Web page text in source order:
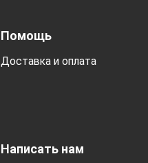
Помощь
Доставка и оплата
Написать нам